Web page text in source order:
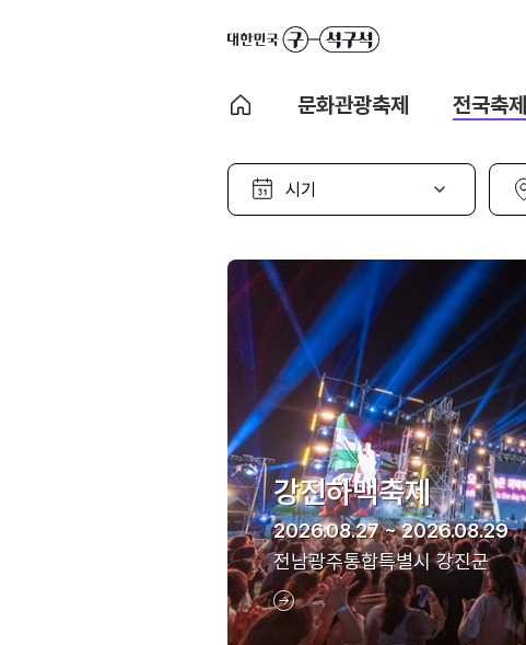
문화관광축제 전국축제
시
선
지
선
강진하맥축제
2026.08.27 ~ 2026.08.29
전남광주통합특별시 강진군